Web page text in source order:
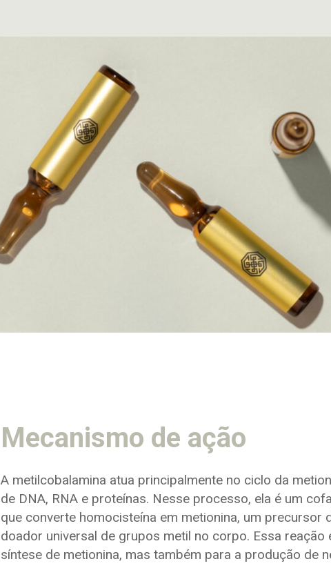
Mecanismo de ação
A metilcobalamina atua principalmente no ciclo da
de DNA, RNA e proteínas. Nesse processo, ela é um
que converte homocisteína em metionina, um precursor
doador universal de grupos metil no corpo. Essa reação
síntese de metionina, mas também para a produção de